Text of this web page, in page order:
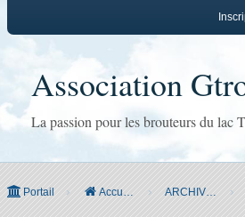
Association
La passion pour les brouteurs du lac
Portail Accueil du forum ARCHIVES